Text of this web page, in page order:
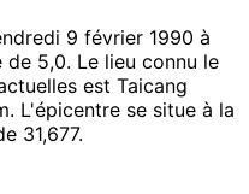
9 février 1990 à
de 5,0. Le lieu connu le
est Taicang
L'épicentre se situe à la
31,677.